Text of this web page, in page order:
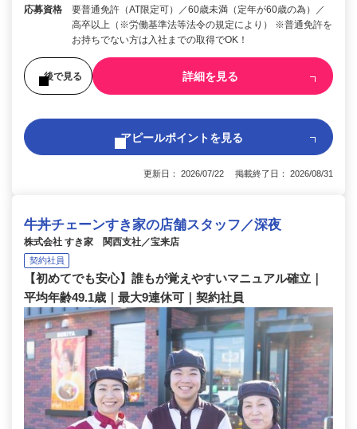
応募資格
要普通免許（AT限定可）／60歳未満（定年が60歳の為）／
高卒以上（※労働基準法等法令の規定により） ※普通免許を
お持ちでない方は入社までの取得でOK！
後で見る 詳細を見る
アピールポイントを見る
更新日： 2026/07/22 掲載終了日： 2026/08/31
牛丼チェーンすき家の店舗スタッフ／深夜
株式会社 すき家 関西支社／宝来店
契約社員
【初めてでも安心】誰もが覚えやすいマニュアル確立｜
平均年齢49.1歳｜最大9連休可｜契約社員